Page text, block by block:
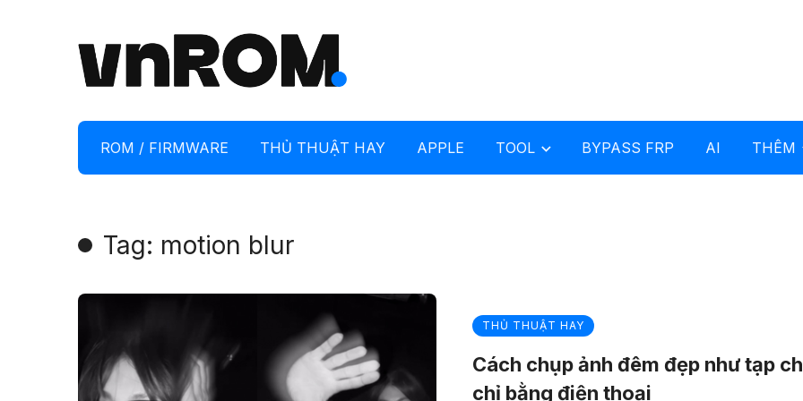
ROM / FIRMWARE THỦ THUẬT HAY APPLE TOOL BYPASS FRP AI THÊM
Tag: motion blur
THỦ THUẬT HAY
Cách chụp ảnh đêm đẹp như tạp
chỉ bằng điện thoại